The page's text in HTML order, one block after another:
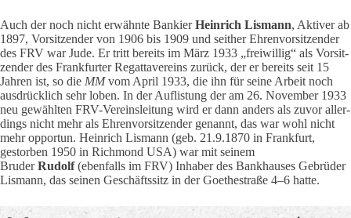
Auch der noch nicht erwähnte Ban­kierHein­rich Lis­mann, Aktiver ab
1897, Vor­sit­zender von 1906 bis 1909 und seither Ehren­vor­sit­zender
des FRV war Jude. Er tritt bereits im März 1933 „frei­willig“ als Vor­sit­
zender des Frank­furter Regat­ta­ver­eins zurück, der er bereits seit 15
Jahren ist, so die MMvom April 1933, die ihn für seine Arbeit noch
aus­drück­lich sehr loben. In der Auf­lis­tung der am 26. November 1933
neu gewählten FRV-Ver­eins­lei­tung wird er dann anders als zuvor aller­
dings nicht mehr als Ehren­vor­sit­zender genannt, das war wohl nicht
mehr opportun. Hein­rich Lis­mann (geb. 21.9.1870 in Frank­furt,
gestorben 1950 in Rich­mond USA) war mit seinem
BruderRudolf(eben­falls im FRV) Inhaber des Bank­hauses Gebrüder
Lis­mann, das seinen Geschäfts­sitz in der Goe­the­straße 4–6 hatte.